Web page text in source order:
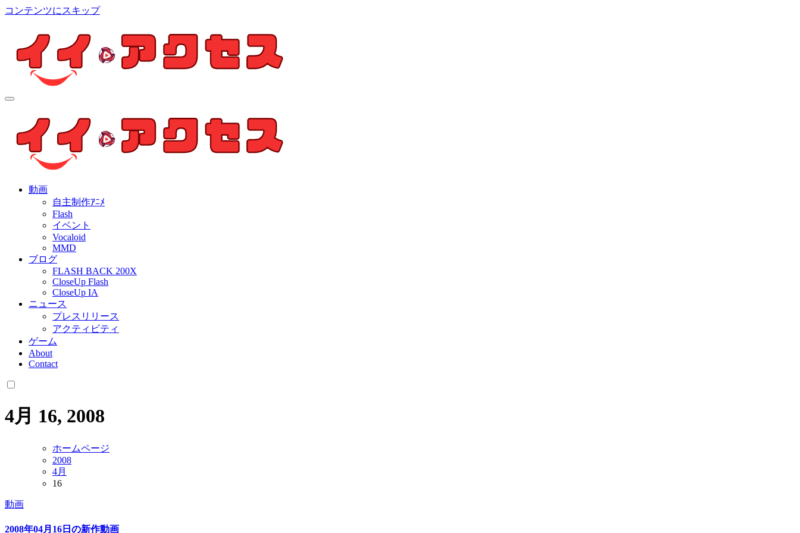
コンテンツにスキップ
個人制作アニメを中心とした動画紹介ブログ
動画
自主制作ｱﾆﾒ
Flash
イベント
Vocaloid
MMD
ブログ
FLASH BACK 200X
CloseUp Flash
CloseUp IA
ニュース
プレスリリース
アクティビティ
ゲーム
About
Contact
4月 16, 2008
ホームページ
2008
4月
16
動画
2008年04月16日の新作動画